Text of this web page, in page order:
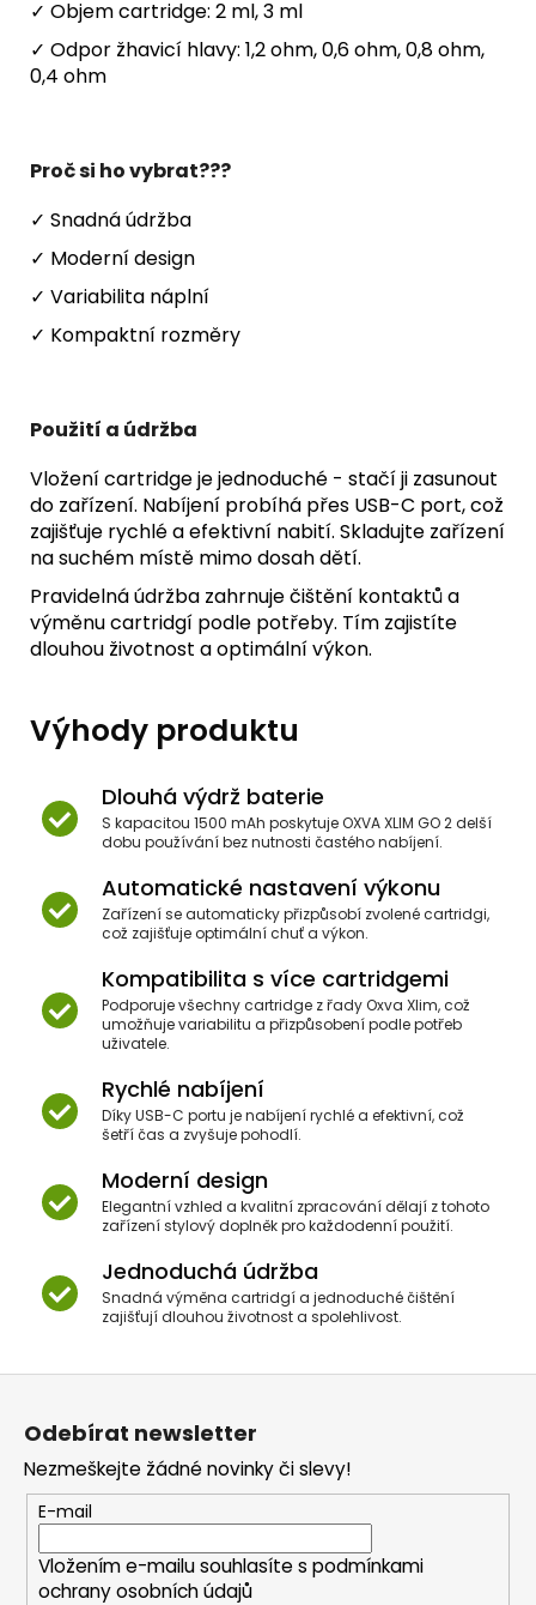
✓ Objem cartridge: 2 ml, 3 ml
✓ Odpor žhavicí hlavy: 1,2 ohm, 0,6 ohm, 0,8 ohm,
0,4 ohm
Proč si ho vybrat???
✓ Snadná údržba
✓ Moderní design
✓ Variabilita náplní
✓ Kompaktní rozměry
Použití a údržba
Vložení cartridge je jednoduché - stačí ji zasunout
do zařízení. Nabíjení probíhá přes USB-C port, což
zajišťuje rychlé a efektivní nabití. Skladujte zařízení
na suchém místě mimo dosah dětí.
Pravidelná údržba zahrnuje čištění kontaktů a
výměnu cartridgí podle potřeby. Tím zajistíte
dlouhou životnost a optimální výkon.
Výhody produktu
Dlouhá výdrž baterie
S kapacitou 1500 mAh poskytuje OXVA XLIM GO 2 delší
dobu používání bez nutnosti častého nabíjení.
Automatické nastavení výkonu
Zařízení se automaticky přizpůsobí zvolené cartridgi,
což zajišťuje optimální chuť a výkon.
Kompatibilita s více cartridgemi
Podporuje všechny cartridge z řady Oxva Xlim, což
umožňuje variabilitu a přizpůsobení podle potřeb
uživatele.
Rychlé nabíjení
Díky USB-C portu je nabíjení rychlé a efektivní, což
šetří čas a zvyšuje pohodlí.
Moderní design
Elegantní vzhled a kvalitní zpracování dělají z tohoto
zařízení stylový doplněk pro každodenní použití.
Jednoduchá údržba
Snadná výměna cartridgí a jednoduché čištění
zajišťují dlouhou životnost a spolehlivost.
Z
Odebírat newsletter
Nezmeškejte žádné novinky či slevy!
E-mail
Vložením e-mailu souhlasíte s podmínkami
ochrany osobních údajů